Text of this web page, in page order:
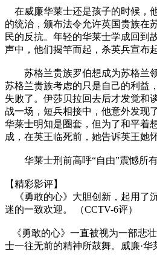
在威廉华莱士还是孩子的时候，
的统治，颁布法令允许英国贵族在
民的反抗。年轻的华莱士学成回到
声中，他们揭竿而起，杀英兵宣布起
苏格兰贵族罗伯想成为苏格兰领
苏格兰贵族考虑的只是自己的利益
失败了。伊莎贝拉回去后才发觉和
战一场，短兵相接中，他意外发现
华莱士明知是圈套，但为了和平着
成，在英王临死前，她告诉英王她
华莱士刑前高呼“自由”震憾所有
【精彩影评】
《勇敢的心》大胆创新，起用了
迷的一致欢迎。 （CCTV-6评）
《勇敢的心》一直被视为一部悲
士一往无前的精神所鼓舞。威廉·